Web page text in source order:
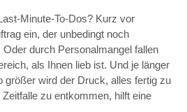
Minute-To-Dos? Kurz vor
ein, der unbedingt noch
durch Personalmangel fallen
als Ihnen lieb ist. Und je länger
größer wird der Druck, alles fertig zu
zu entkommen, hilft eine